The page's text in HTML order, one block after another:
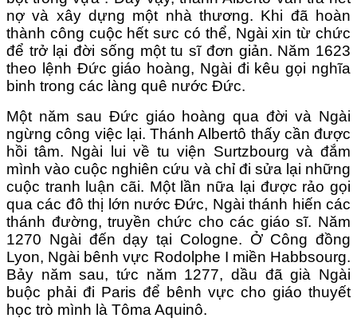
nợ và xây dựng một nhà thương. Khi đã hoàn
thành công cuộc hết sưc có thể, Ngài xin từ chức
để trở lại đời sống một tu sĩ đơn giản. Năm 1623
theo lệnh Đức giáo hoàng, Ngài đi kêu gọi nghĩa
binh trong các làng quê nước Đức.
Một năm sau Đức giáo hoàng qua đời và Ngài
ngừng công việc lại. Thánh Albertô thấy cần được
hồi tâm. Ngài lui về tu viện Surtzbourg và đắm
mình vào cuộc nghiên cứu và chỉ đi sửa lại những
cuộc tranh luận cãi. Một lần nữa lại được rảo gọi
qua các đô thị lớn nước Đức, Ngài thánh hiến các
thánh đường, truyền chức cho các giáo sĩ. Năm
1270 Ngài đến dạy tại Cologne. Ở Công đồng
Lyon, Ngài bênh vực Rodolphe I miền Habbsourg.
Bảy năm sau, tức năm 1277, dầu đã già Ngài
buộc phải đi Paris để bênh vực cho giáo thuyết
học trò mình là Tôma Aquinô.